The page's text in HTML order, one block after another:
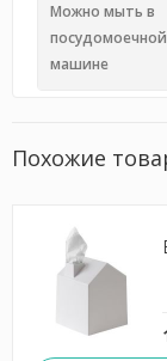
Можно мыть в
посудомоечной
машине
Похожие